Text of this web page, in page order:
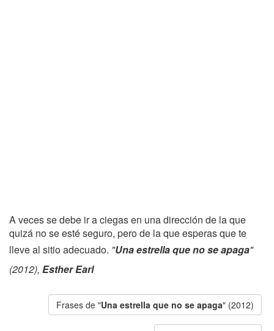
A veces se debe ir a ciegas en una dirección de la que
quizá no se esté seguro, pero de la que esperas que te
lleve al sitio adecuado. "Una estrella que no se apaga"
(2012), Esther Earl
Frases de "Una estrella que no se apaga" (2012)